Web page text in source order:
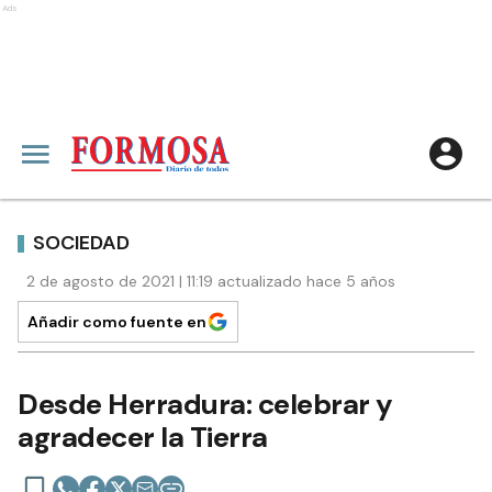
Ads
SOCIEDAD
2 de agosto de 2021 | 11:19 actualizado hace 5 años
Añadir como fuente en
Desde Herradura: celebrar y
agradecer la Tierra